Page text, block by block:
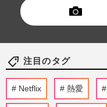
注目のタグ
Netflix 熱愛